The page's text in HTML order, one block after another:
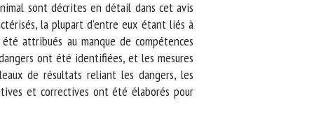
sont décrites en détail dans cet avis
la plupart d’entre eux étant liés à
attribués au manque de compétences
ont été identifiées, et les mesures
de résultats reliant les dangers, les
et correctives ont été élaborés pour